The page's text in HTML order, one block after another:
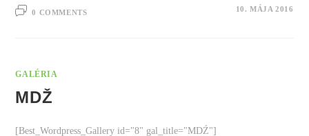
0 COMMENTS 10. MÁJA 2016
GALÉRIA
MDŽ
[Best_Wordpress_Gallery id="8" gal_title="MDŹ"]